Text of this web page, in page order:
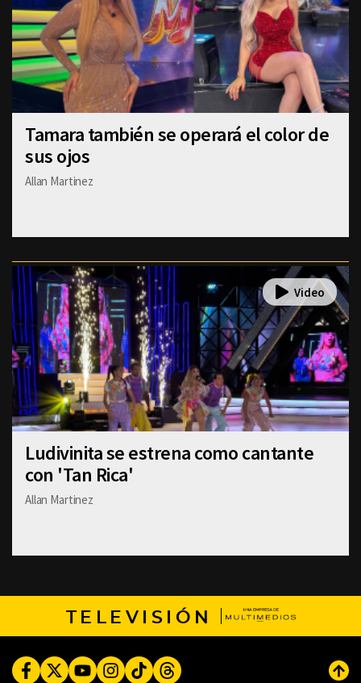
Tamara también se operará el color de
sus ojos
Allan Martinez
Ludivinita se estrena como cantante
con 'Tan Rica'
Allan Martinez
TELEVISIÓN
FacebookTwitterYoutubeInstagram
TikTokThreads